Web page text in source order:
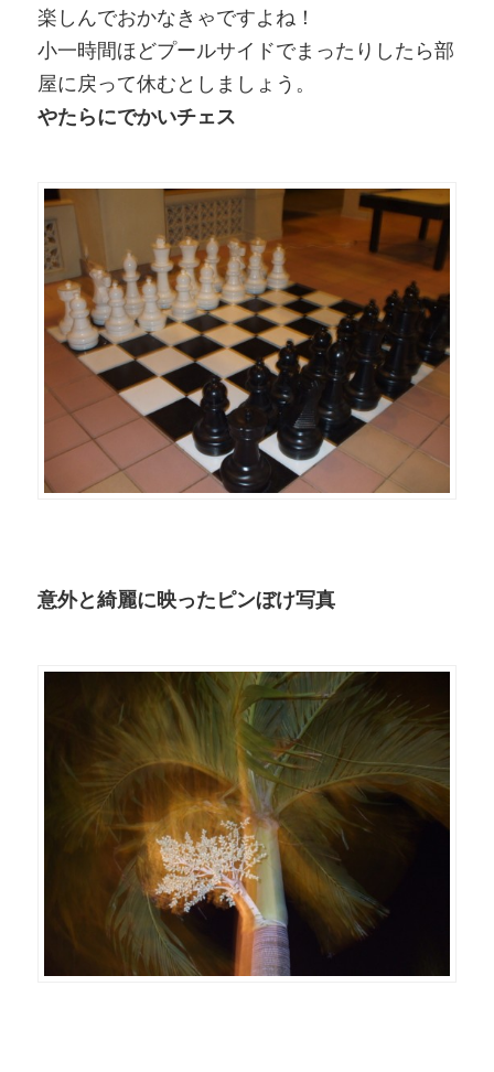
楽しんでおかなきゃですよね！
小一時間ほどプールサイドでまったりしたら部
屋に戻って休むとしましょう。
やたらにでかいチェス
意外と綺麗に映ったピンぼけ写真